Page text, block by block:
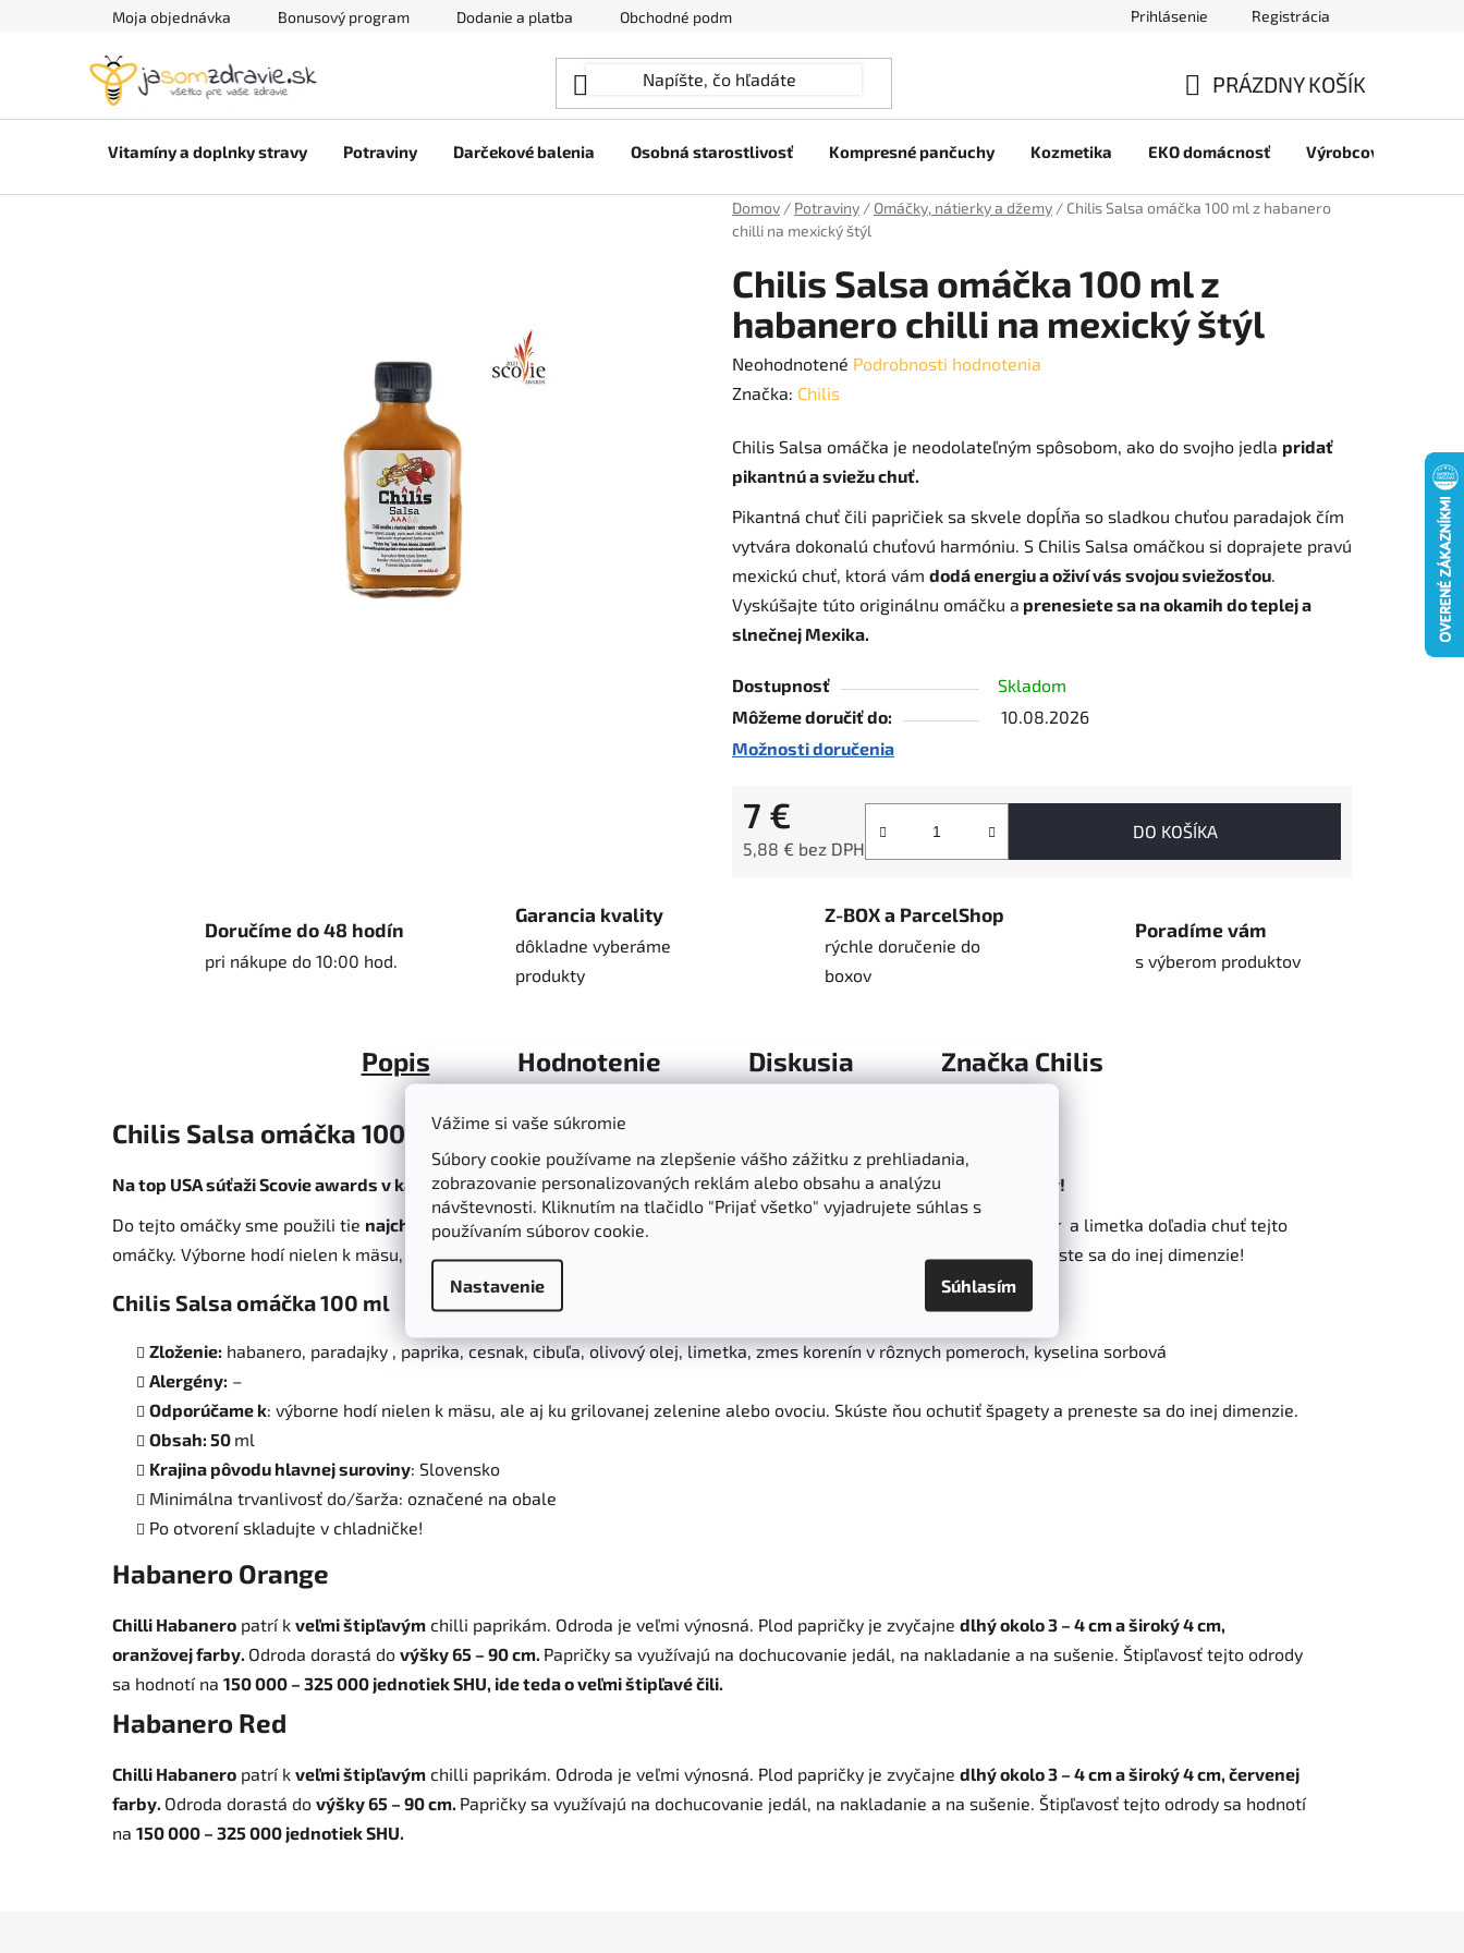
Vážime si vaše súkromie
Súbory cookie používame na zlepšenie vášho zážitku z prehliadania,
zobrazovanie personalizovaných reklám alebo obsahu a analýzu
návštevnosti. Kliknutím na tlačidlo "Prijať všetko" vyjadrujete súhlas s
používaním súborov cookie.
Nastavenie Súhlasím
Moja objednávka Bonusový program Dodanie a platba Obchodné podmienky Prihlásenie Registrácia
KOŠÍK
PRÁZDNY KOŠÍK
Vitamíny a doplnky stravy Potraviny Darčekové balenia Osobná starostlivosť Kompresné pančuchy Kozmetika EKO domácnosť Výrobcovia
Domov / Potraviny / Omáčky, nátierky a džemy / Chilis Salsa omáčka 100 ml z habanero
chilli na mexický štýl
Chilis Salsa omáčka 100 ml z
habanero chilli na mexický štýl
Priemerné
hodnotenie
je
0,0
z
5
hviezdičiek.
Neohodnotené Podrobnosti hodnotenia
Značka: Chilis
Chilis Salsa omáčka je neodolateľným spôsobom, ako do svojho jedla pridať
pikantnú a sviežu chuť.
Pikantná chuť čili papričiek sa skvele dopĺňa so sladkou chuťou paradajok čím
vytvára dokonalú chuťovú harmóniu. S Chilis Salsa omáčkou si doprajete pravú
mexickú chuť, ktorá vám dodá energiu a oživí vás svojou sviežosťou.
Vyskúšajte túto originálnu omáčku a prenesiete sa na okamih do teplej a
slnečnej Mexika.
Dostupnosť
Skladom
Môžeme doručiť do:
10.08.2026
Možnosti doručenia
7 €
5,88 € bez DPH
DO KOŠÍKA
Doručíme do 48 hodín
pri nákupe do 10:00 hod.
Garancia kvality
dôkladne vyberáme
produkty
Z-BOX a ParcelShop
rýchle doručenie do
boxov
Poradíme vám
s výberom produktov
Popis Hodnotenie Diskusia Značka Chilis
Chilis Salsa omáčka 100 ml z habanero chilli na mexický štýl
Na top USA súťaži Scovie awards v kategórii Salsa-Habanero produkt Salsa získal druhé miesto zo stoviek produktov!
Do tejto omáčky sme použili tie najchutnejšie paradajkyz našej záhrady a
Rímska rasca, koriander a limetka doľadia chuť tejto
omáčky. Výborne hodí nielen k mäsu, ale aj ku grilovanej zelenine alebo ovociu. Skúste ňou ochutiť nap. špagety a preneste sa do inej dimenzie!
Chilis Salsa omáčka 100 ml
Zloženie: habanero, paradajky , paprika, cesnak, cibuľa, olivový olej, limetka, zmes korenín v rôznych pomeroch, kyselina sorbová
Alergény: –
Odporúčame k: výborne hodí nielen k mäsu, ale aj ku grilovanej zelenine alebo ovociu. Skúste ňou ochutiť špagety a preneste sa do inej dimenzie.
Obsah: 50 ml
Krajina pôvodu hlavnej suroviny: Slovensko
Minimálna trvanlivosť do/šarža: označené na obale
Po otvorení skladujte v chladničke!
Habanero Orange
Chilli Habanero patrí k veľmi štipľavým chilli paprikám. Odroda je veľmi výnosná. Plod papričky je zvyčajne dlhý okolo 3 – 4 cm a široký 4 cm,
oranžovej farby. Odroda dorastá do výšky 65 – 90 cm. Papričky sa využívajú na dochucovanie jedál, na nakladanie a na sušenie. Štipľavosť tejto odrody
sa hodnotí na 150 000 – 325 000 jednotiek SHU, ide teda o veľmi štipľavé čili.
Habanero Red
Chilli Habanero patrí k veľmi štipľavým chilli paprikám. Odroda je veľmi výnosná. Plod papričky je zvyčajne dlhý okolo 3 – 4 cm a široký 4 cm, červenej
farby. Odroda dorastá do výšky 65 – 90 cm. Papričky sa využívajú na dochucovanie jedál, na nakladanie a na sušenie. Štipľavosť tejto odrody sa hodnotí
na 150 000 – 325 000 jednotiek SHU.